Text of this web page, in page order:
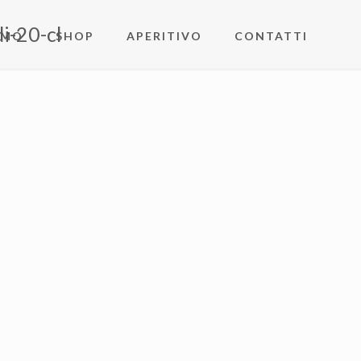
SHOP APERITIVO CONTATTI
20-cl